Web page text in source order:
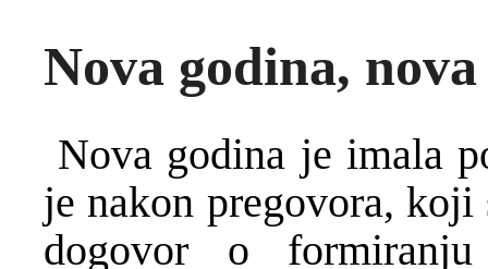
Nova godina,
Nova godina je imala
je nakon pregovora,
dogovor o